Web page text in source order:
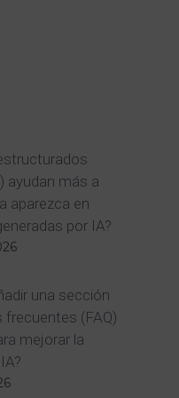
ayudan más a
aparezca en
por IA?
una sección
frecuentes (FAQ)
mejorar la